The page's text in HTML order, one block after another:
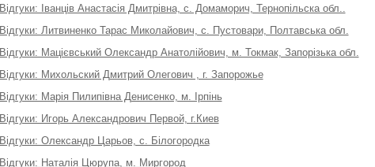
Відгуки: Іванців Анастасія Дмитрівна, с. Домаморич, Тернопільска обл..
Відгуки: Литвиненко Тарас Миколайович, с. Пустовари, Полтавська обл.
Відгуки: Мацієвський Олександр Анатолійович, м. Токмак, Запорізька обл.
Відгуки: Михольский Дмитрий Олегович , г. Запорожье
Відгуки: Марія Пилипівна Денисенко, м. Ірпінь
Відгуки: Игорь Александрович Первой, г.Киев
Відгуки: Олександр Царьов, с. Білогородка
Відгуки: Наталія Цюрупа, м. Миргород